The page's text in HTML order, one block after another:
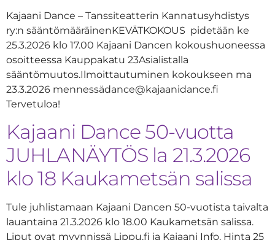
Kajaani Dance – Tanssiteatterin Kannatusyhdistys
ry:n sääntömääräinenKEVÄTKOKOUS pidetään ke
25.3.2026 klo 17.00 Kajaani Dancen kokoushuoneessa
osoitteessa Kauppakatu 23Asialistalla
sääntömuutos.Ilmoittautuminen kokoukseen ma
23.3.2026 mennessädance@kajaanidance.fi
Tervetuloa!
Kajaani Dance 50-vuotta
JUHLANÄYTÖS la 21.3.2026
klo 18 Kaukametsän salissa
Tule juhlistamaan Kajaani Dancen 50-vuotista taivalta
lauantaina 21.3.2026 klo 18.00 Kaukametsän salissa.
Liput ovat myynnissä Lippu.fi ja Kajaani Info. Hinta 25